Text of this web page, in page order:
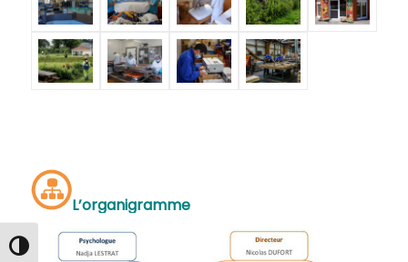
Passer en contraste élevé
L’organigramme